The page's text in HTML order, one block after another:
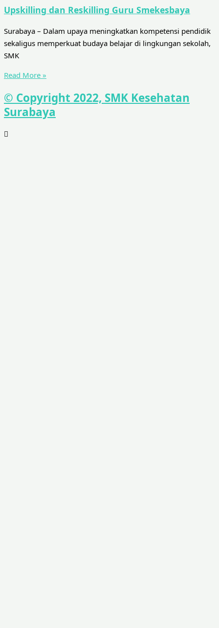
Upskilling dan Reskilling Guru Smekesbaya
Surabaya – Dalam upaya meningkatkan kompetensi pendidik
sekaligus memperkuat budaya belajar di lingkungan sekolah,
SMK
Read More »
© Copyright 2022, SMK Kesehatan
Surabaya